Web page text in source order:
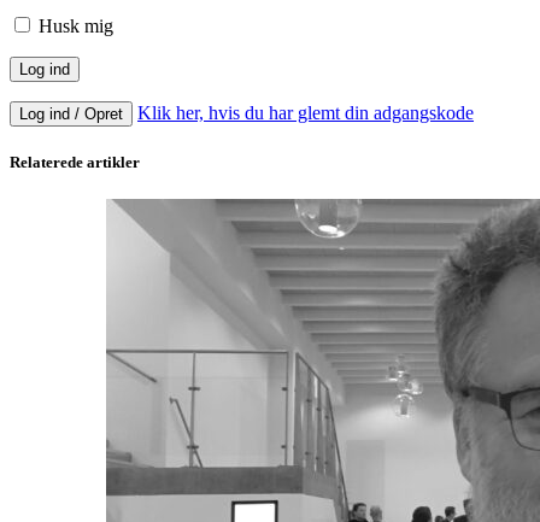
Husk mig
Log ind / Opret Klik her, hvis du har glemt din adgangskode
Relaterede artikler